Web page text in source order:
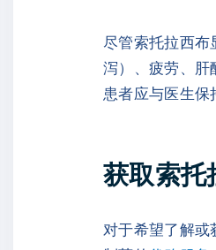
尽管索托拉西
泻）、疲劳、肝
患者应与医生保
获取索托
对于希望了解或